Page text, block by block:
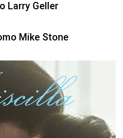
Larry Geller
Mike Stone